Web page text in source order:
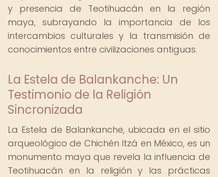
y presencia de Teotihuacán en la región
maya, subrayando la importancia de los
intercambios culturales y la transmisión de
conocimientos entre civilizaciones antiguas.
La Estela de Balankanche: Un
Testimonio de la Religión
Sincronizada
La Estela de Balankanche, ubicada en el sitio
arqueológico de Chichén Itzá en México, es un
monumento maya que revela la influencia de
Teotihuacán en la religión y las prácticas